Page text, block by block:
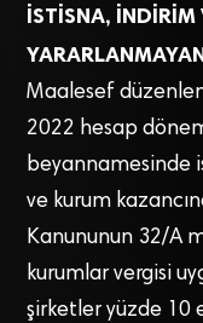
İSTİSNA, İNDİRİM
Maalesef
2022 hesap
beyannamesinde
ve kurum
Kanununun 32/A
kurumlar vergisi
şirketler yüzde 10